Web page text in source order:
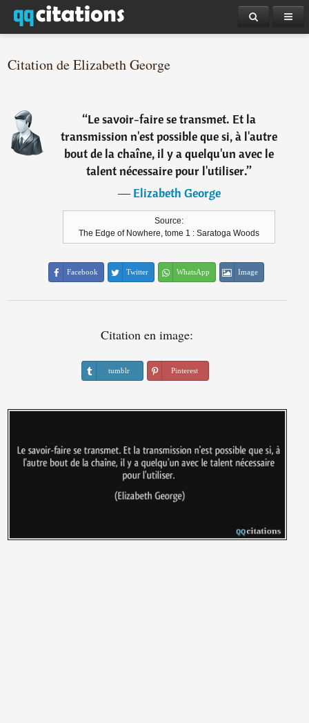
Citation de Elizabeth George
“Le savoir-faire se transmet. Et la
transmission n'est possible que si, à l'autre
bout de la chaîne, il y a quelqu'un avec le
talent nécessaire pour l'utiliser.”
―Elizabeth George
Source:
The Edge of Nowhere, tome 1 : Saratoga Woods
Facebook Twitter WhatsApp Image
Citation en image:
tumblr Pinterest